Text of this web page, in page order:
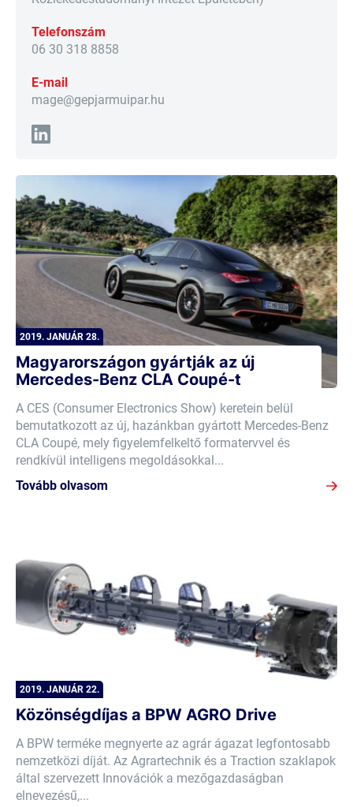
Telefonszám
06 30 318 8858
E-mail
mage@gepjarmuipar.hu
2019. JANUÁR 28.
Magyarországon gyártják az új
Mercedes-Benz CLA Coupé-t
A CES (Consumer Electronics Show) keretein belül
bemutatkozott az új, hazánkban gyártott Mercedes-Benz
CLA Coupé, mely figyelemfelkeltő formatervvel és
rendkívül intelligens megoldásokkal...
Tovább olvasom
2019. JANUÁR 22.
Közönségdíjas a BPW AGRO Drive
A BPW terméke megnyerte az agrár ágazat legfontosabb
nemzetközi díját. Az Agrartechnik és a Traction szaklapok
által szervezett Innovációk a mezőgazdaságban
elnevezésű,...